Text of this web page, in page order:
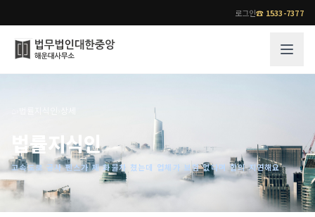
로그인☎ 1533-7377
오시는 길
통합검색
기업 인사이트
사례분석/최신동향
법률지식인
법률지식인
고속도로 공사 펜스가 제 화물차 쳤는데 업체가 보험 없다며 합의 지연해요